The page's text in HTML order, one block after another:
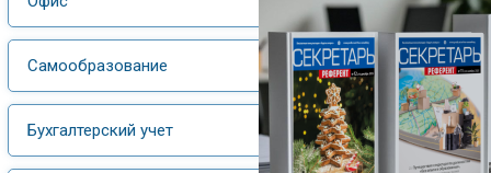
Самообразование
Бухгалтерский учет